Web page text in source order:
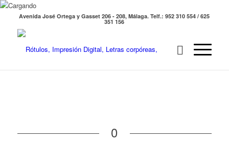
Avenida José Ortega y Gasset 206 - 208, Málaga. Telf.: 952 310 554 / 625
351 156
0